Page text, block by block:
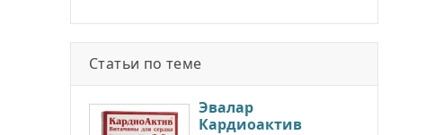
Статьи по теме
Эвалар
Кардиоактив